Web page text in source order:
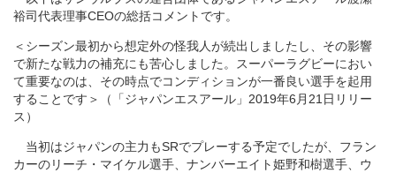
裕司代表理事CEOの総括コメントです。
＜シーズン最初から想定外の怪我人が続出しましたし、その影響
で新たな戦力の補充にも苦心しました。スーパーラグビーにおい
て重要なのは、その時点でコンディションが一番良い選手を起用
することです＞（「ジャパンエスアール」2019年6月21日リリー
ス）
当初はジャパンの主力もSRでプレーする予定でしたが、フラン
カーのリーチ・マイケル選手、ナンバーエイト姫野和樹選手、ウ